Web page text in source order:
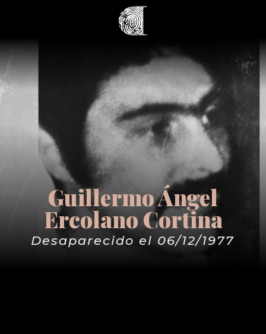
Guillermo Ángel
Ercolano Cortina
Desaparecido el 06/12/1977